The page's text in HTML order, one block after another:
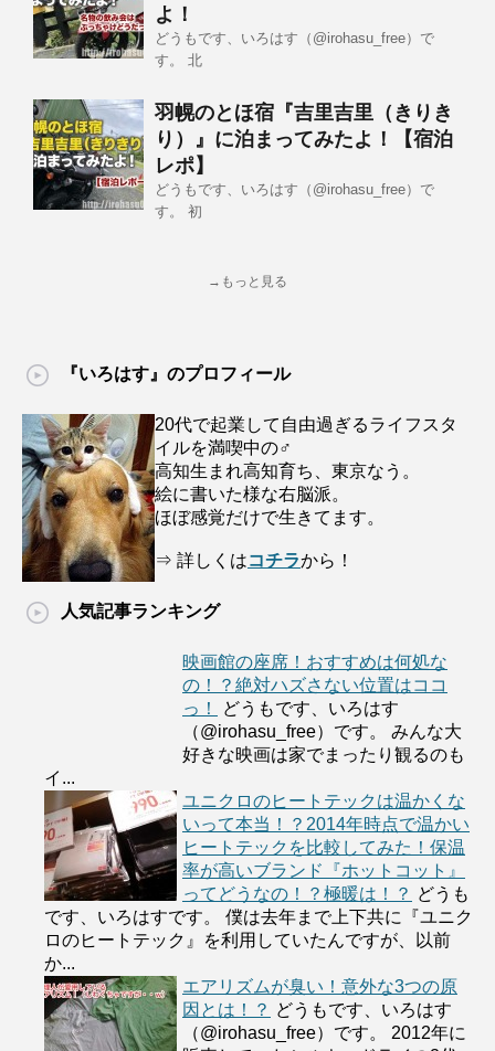
よ！
どうもです、いろはす（@irohasu_free）で
す。 北
羽幌のとほ宿『吉里吉里（きりき
り）』に泊まってみたよ！【宿泊
レポ】
どうもです、いろはす（@irohasu_free）で
す。 初
→もっと見る
『いろはす』のプロフィール
20代で起業して自由過ぎるライフスタ
イルを満喫中の♂
高知生まれ高知育ち、東京なう。
絵に書いた様な右脳派。
ほぼ感覚だけで生きてます。
⇒ 詳しくはコチラから！
人気記事ランキング
映画館の座席！おすすめは何処な
の！？絶対ハズさない位置はココ
っ！
どうもです、いろはす
（@irohasu_free）です。 みんな大
好きな映画は家でまったり観るのも
イ...
ユニクロのヒートテックは温かくな
いって本当！？2014年時点で温かい
ヒートテックを比較してみた！保温
率が高いブランド『ホットコット』
ってどうなの！？極暖は！？ どうも
です、いろはすです。 僕は去年まで上下共に『ユニク
ロのヒートテック』を利用していたんですが、以前
か...
エアリズムが臭い！意外な3つの原
因とは！？ どうもです、いろはす
（@irohasu_free）です。 2012年に